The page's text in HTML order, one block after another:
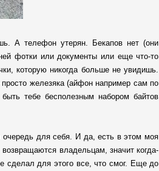
А телефон утерян. Бекапов нет (они
фотки или документы или еще что-то
которую никогда больше не увидишь.
железяка (айфон например сам по
тебе бесполезным набором байтов
очередь для себя. И да, есть в этом моя
владельцам, значит когда-
сделал для этого все, что смог. Еще до